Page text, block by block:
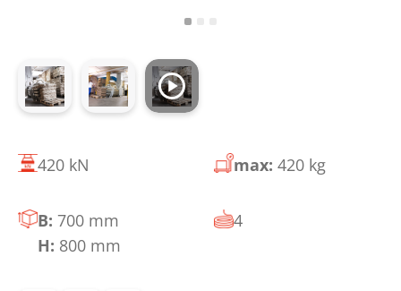
420 kN max: 420 kg
B: 700 mm
H: 800 mm
4